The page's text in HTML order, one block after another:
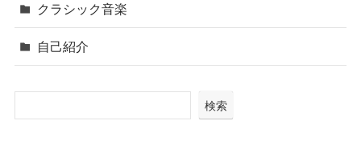
クラシック音楽
自己紹介
検索